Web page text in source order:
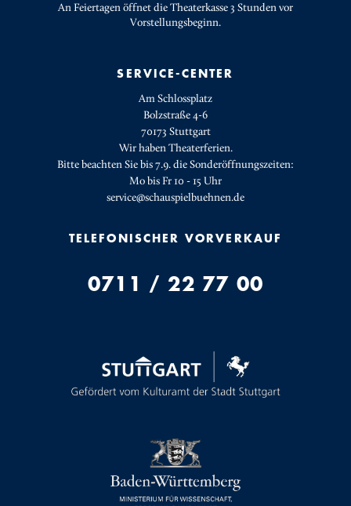
An Feiertagen öffnet die Theaterkasse 3 Stunden vor
Vorstellungsbeginn.
SERVICE-CENTER
Am Schlossplatz
Bolzstraße 4-6
70173 Stuttgart
Wir haben Theaterferien.
Bitte beachten Sie bis 7.9. die Sonderöffnungszeiten:
Mo bis Fr 10 - 15 Uhr
service@schauspielbuehnen.de
TELEFONISCHER VORVERKAUF
0711 / 22 77 00